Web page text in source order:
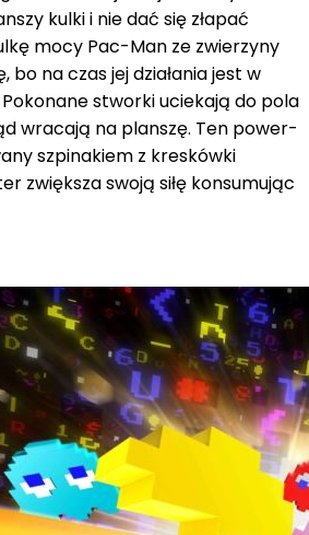
kulki i nie dać się złapać
mocy Pac-Man ze zwierzyny
bo na czas jej działania jest w
stworki uciekają do pola
wracają na planszę. Ten power-
szpinakiem z kreskówki
zwiększa swoją siłę konsumując